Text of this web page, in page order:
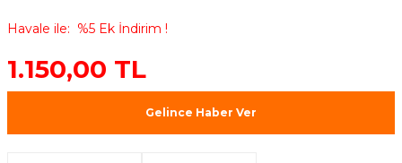
Havale ile %5 Ek İndirim !
1.150,00 TL
Gelince Haber Ver